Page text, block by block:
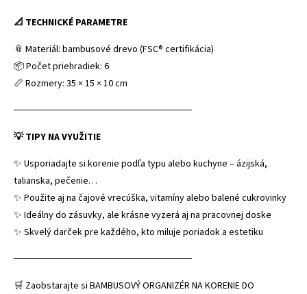
📐 TECHNICKÉ PARAMETRE
📎 Materiál: bambusové drevo (FSC® certifikácia)
📦 Počet priehradiek: 6
📏 Rozmery: 35 × 15 × 10 cm
──────────────────────────
💡 TIPY NA VYUŽITIE
✨ Usporiadajte si korenie podľa typu alebo kuchyne – ázijská,
talianska, pečenie…
✨ Použite aj na čajové vrecúška, vitamíny alebo balené cukrovinky
✨ Ideálny do zásuvky, ale krásne vyzerá aj na pracovnej doske
✨ Skvelý darček pre každého, kto miluje poriadok a estetiku
──────────────────────────
🛒 Zaobstarajte si BAMBUSOVÝ ORGANIZÉR NA KORENIE DO